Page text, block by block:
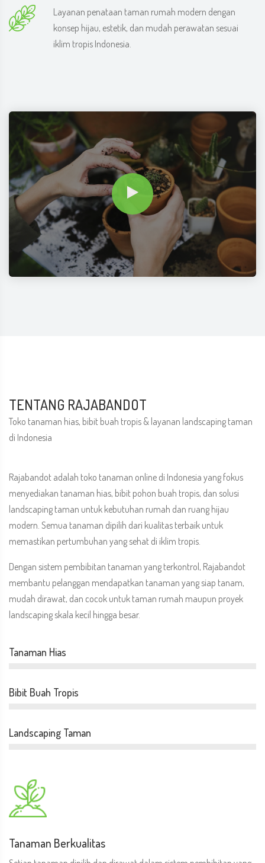
Layanan penataan taman rumah modern dengan
konsep hijau, estetik, dan mudah perawatan sesuai
iklim tropis Indonesia.
TENTANG RAJABANDOT
Toko tanaman hias, bibit buah tropis & layanan landscaping taman
di Indonesia
Rajabandot adalah toko tanaman online di Indonesia yang fokus
menyediakan tanaman hias, bibit pohon buah tropis, dan solusi
landscaping taman untuk kebutuhan rumah dan ruang hijau
modern. Semua tanaman dipilih dari kualitas terbaik untuk
memastikan pertumbuhan yang sehat di iklim tropis.
Dengan sistem pembibitan tanaman yang terkontrol, Rajabandot
membantu pelanggan mendapatkan tanaman yang siap tanam,
mudah dirawat, dan cocok untuk taman rumah maupun proyek
landscaping skala kecil hingga besar.
Tanaman Hias
Bibit Buah Tropis
Landscaping Taman
Tanaman Berkualitas